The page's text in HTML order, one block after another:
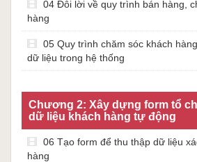
04 Đôi lời về quy trình bán hàng,
hàng
05 Quy trình chăm sóc khách
dữ liệu trong hệ thống
Chương 2: Xây dựng form tổ
dữ liệu khách hàng tự động
06 Tạo form để thu thập dữ liệu
hàng